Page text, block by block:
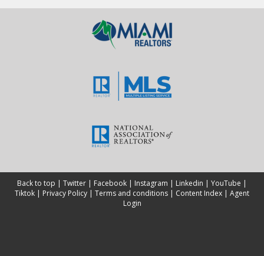
Back to top | Twitter | Facebook | Instagram | Linkedin | YouTube |
Tiktok | Privacy Policy | Terms and conditions | Content Index | Agent
Login